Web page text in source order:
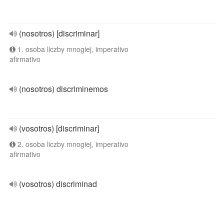
(nosotros) [discriminar]
1. osoba liczby mnogiej, imperativo
afirmativo
(nosotros) discriminemos
(vosotros) [discriminar]
2. osoba liczby mnogiej, imperativo
afirmativo
(vosotros) discriminad